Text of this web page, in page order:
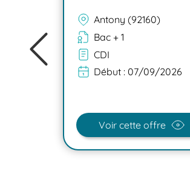
Antony (92160)
Bac + 1
CDI
Début : 07/09/2026
Voir cette offre